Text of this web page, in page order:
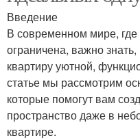
Введение
В современном мире,
ограничена, важно
квартиру уютной,
статье мы рассмотрим
которые помогут вам
пространство даже в
квартире.